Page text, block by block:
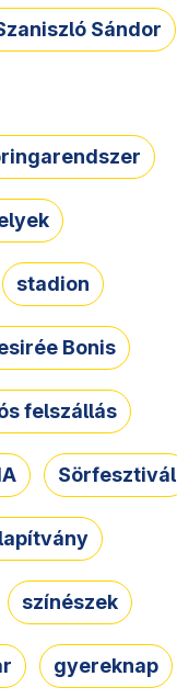
Sándor
stadion
Bonis
felszállás
Sörfesztivál
színészek
gyereknap